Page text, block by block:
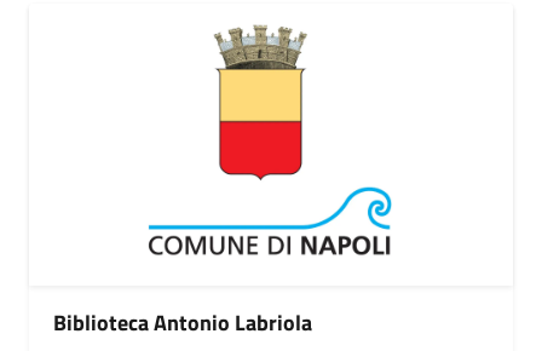
Biblioteca Antonio Labriola